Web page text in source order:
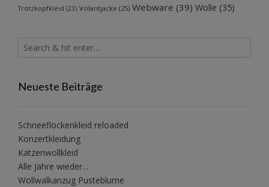
Trotzkopfkleid (23) Volantjacke (25) Webware (39) Wolle (35)
Neueste Beiträge
Schneeflockenkleid reloaded
Konzertkleidung
Katzenwollkleid
Alle Jahre wieder…
Wollwalkanzug Pusteblume